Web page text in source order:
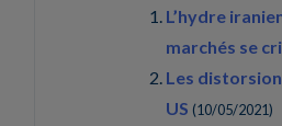
L’hydre
marchés se
Les
US (10/05/2021)